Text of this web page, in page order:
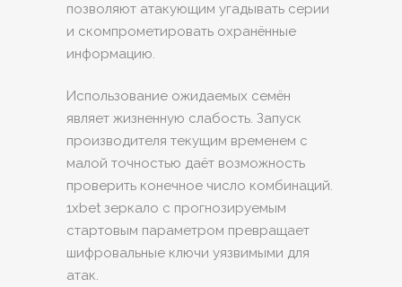
позволяют атакующим угадывать серии
и скомпрометировать охранённые
информацию.
Использование ожидаемых семён
являет жизненную слабость. Запуск
производителя текущим временем с
малой точностью даёт возможность
проверить конечное число комбинаций.
1xbet зеркало с прогнозируемым
стартовым параметром превращает
шифровальные ключи уязвимыми для
атак.